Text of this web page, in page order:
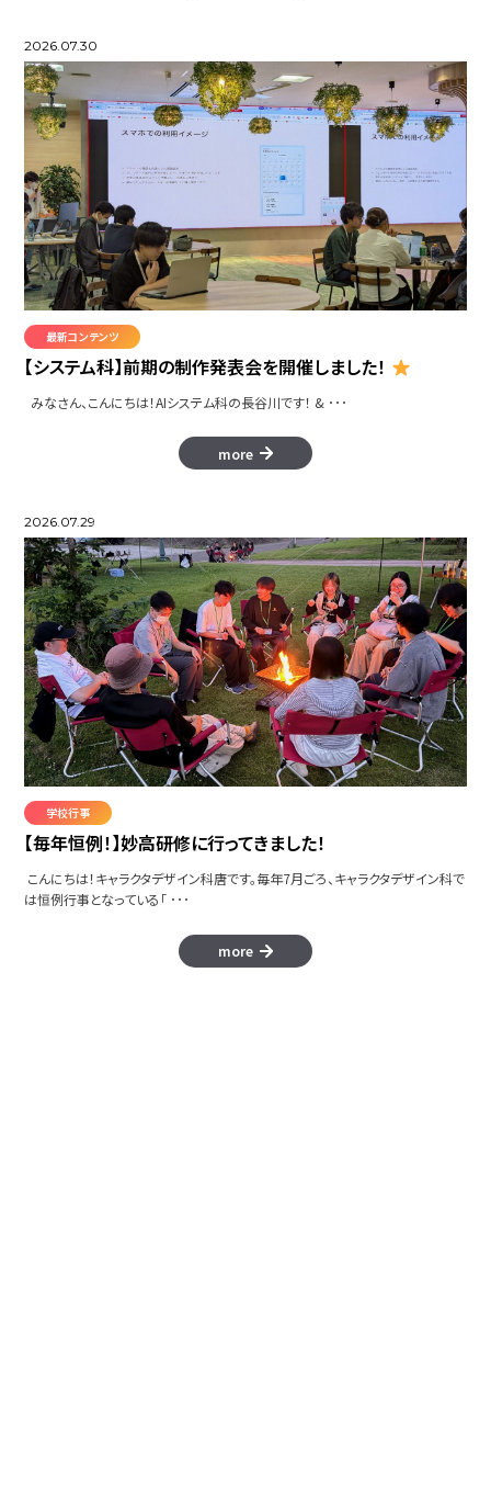
2026.07.30
最新コンテンツ
【システム科】前期の制作発表会を開催しました！
みなさん、こんにちは！AIシステム科の長谷川です！ & ･･･
more
2026.07.29
学校行事
【毎年恒例！】妙高研修に行ってきました！
こんにちは！キャラクタデザイン科唐です。毎年7月ごろ、キャラクタデザイン科で
は恒例行事となっている「 ･･･
more